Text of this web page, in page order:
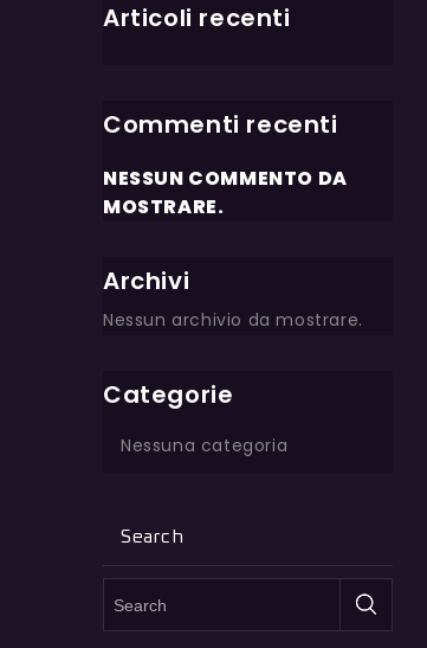
Articoli recenti
Commenti recenti
NESSUN COMMENTO DA
MOSTRARE.
Archivi
Nessun archivio da mostrare.
Categorie
Nessuna categoria
Search